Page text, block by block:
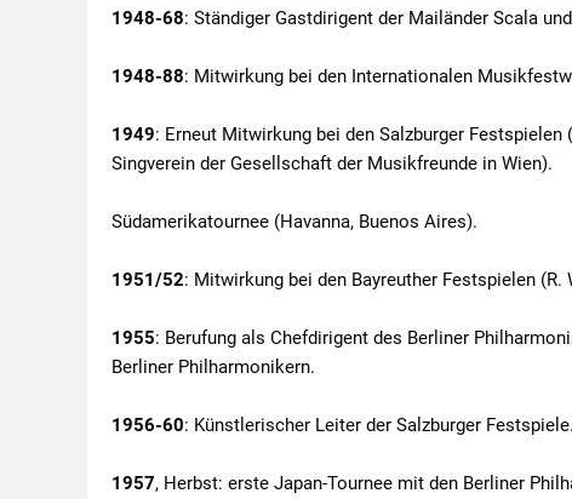
1948-68: Ständiger Gastdirigent der Mailänder Scala
1948-88: Mitwirkung bei den Internationalen
1949: Erneut Mitwirkung bei den Salzburger
Singverein der Gesellschaft der Musikfreunde in Wien).
Südamerikatournee (Havanna, Buenos Aires).
1951/52: Mitwirkung bei den Bayreuther Festspielen
1955: Berufung als Chefdirigent des Berliner
Berliner Philharmonikern.
1956-60: Künstlerischer Leiter der Salzburger Festspiele.
1957, Herbst: erste Japan-Tournee mit den Berliner